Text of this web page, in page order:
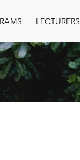
LECTURERS